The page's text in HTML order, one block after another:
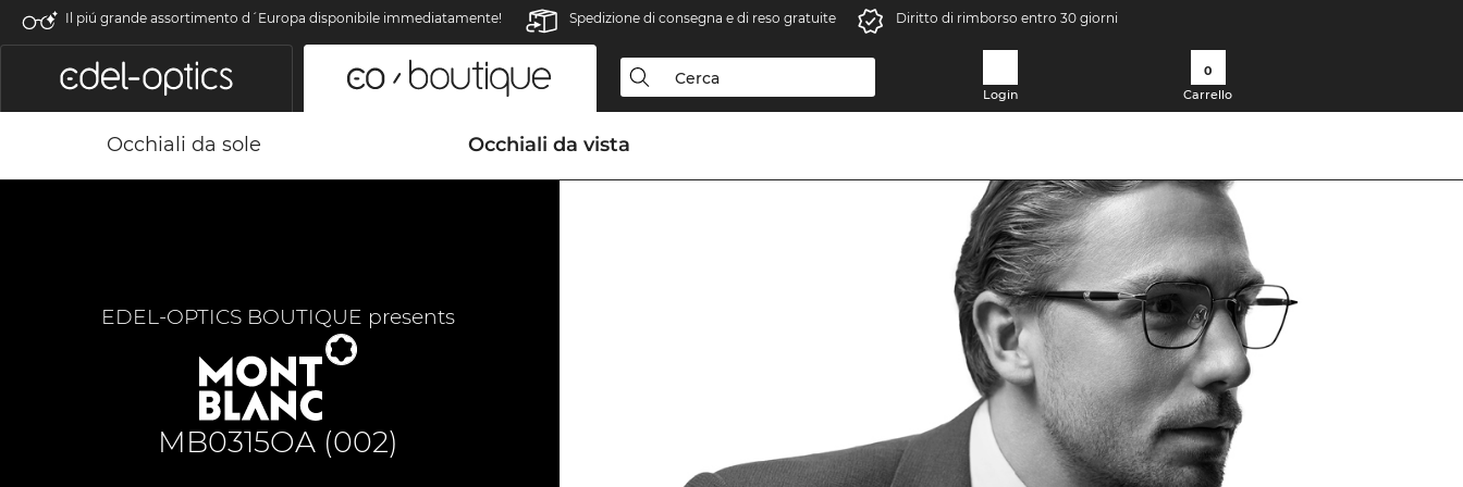
Il piú grande assortimento d´Europa disponibile immediatamente! Spedizione di consegna e di reso gratuite Diritto di rimborso entro 30 giorni
Login
0
Carrello
Occhiali da sole Occhiali da vista
MB0315OA (002)
EDEL-OPTICS BOUTIQUE presents